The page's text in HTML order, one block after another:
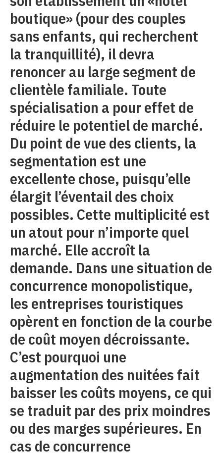
boutique» (pour des couples
sans enfants, qui recherchent
la tranquillité), il devra
renoncer au large segment de
clientèle familiale. Toute
spécialisation a pour effet de
réduire le potentiel de marché.
Du point de vue des clients, la
segmentation est une
excellente chose, puisqu’elle
élargit l’éventail des choix
possibles. Cette multiplicité est
un atout pour n’importe quel
marché. Elle accroît la
demande. Dans une situation de
concurrence monopolistique,
les entreprises touristiques
opèrent en fonction de la courbe
de coût moyen décroissante.
C’est pourquoi une
augmentation des nuitées fait
baisser les coûts moyens, ce qui
se traduit par des prix moindres
ou des marges supérieures. En
cas de concurrence